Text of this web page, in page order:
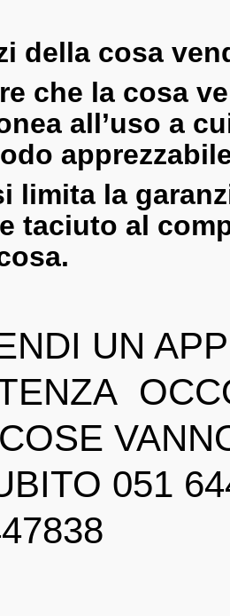
della cosa
che la cosa
all’uso a
limita la
taciuto al
UN
051